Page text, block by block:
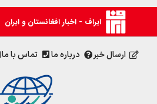
ایراف - اخبار افغانستان و ایران
ارسال خبر درباره ما تماس با ما